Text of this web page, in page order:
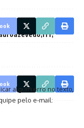
rrf
algum erro no texto,
pelo e-mail: